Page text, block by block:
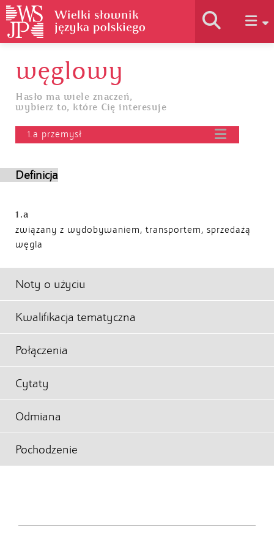
Historia słownika
Jak korzystać
węglowy
Hasło ma wiele znaczeń,
wybierz to, które Cię interesuje
1.a przemysł
Definicja
1.a
związany z wydobywaniem, transportem, sprzedażą
węgla
Noty o użyciu
Kwalifikacja tematyczna
Połączenia
Cytaty
Odmiana
Pochodzenie